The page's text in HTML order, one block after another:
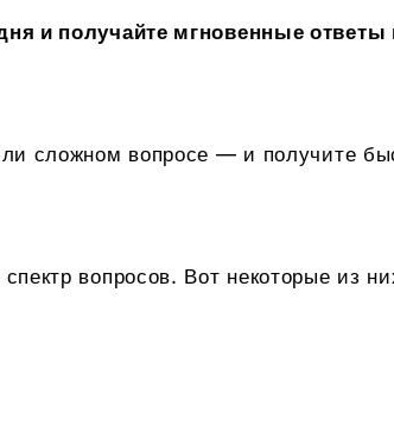
и получайте мгновенные
сложном вопросе — и получите
вопросов. Вот некоторые из